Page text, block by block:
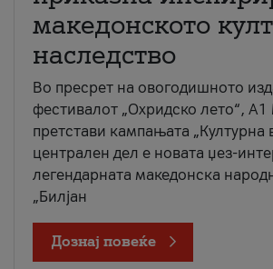
македонското
наследство
Во пресрет на овогодишното
фестивалот „Охридско лето“, А1
претстави кампањата „Културна
централен дел е новата џез-
легендарната македонска
„Билјан
Дознај повеќе